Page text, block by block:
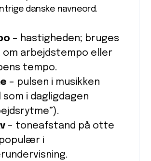
danske navneord.
– hastigheden; bruges
om arbejdstempo eller
tempo.
– pulsen i musikken
som i dagligdagen
– toneafstand på otte
i